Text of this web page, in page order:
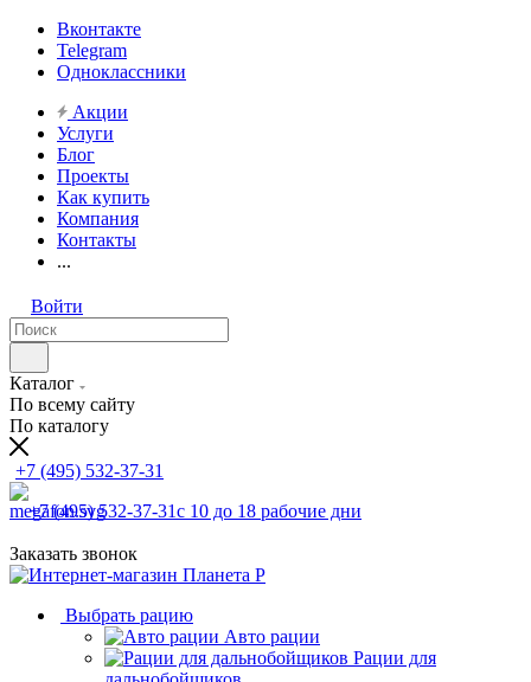
Вконтакте
Telegram
Одноклассники
Акции
Услуги
Блог
Проекты
Как купить
Компания
Контакты
...
Войти
Каталог
По всему сайту
По каталогу
+7 (495) 532-37-31
+7 (495) 532-37-31с 10 до 18 рабочие дни
Заказать звонок
Выбрать рацию
Авто рации
Рации для